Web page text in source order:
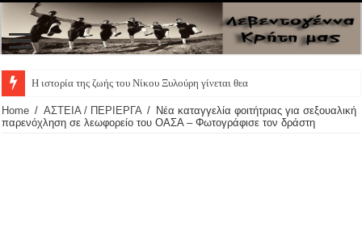
Η ιστορία της ζωής του Νίκου Ξυλούρη γίνεται θεατρι
Home / ΑΣΤΕΙΑ / ΠΕΡΙΕΡΓΑ / Νέα καταγγελία φοιτήτριας για σεξουαλική
παρενόχληση σε λεωφορείο του ΟΑΣΑ – Φωτογράφισε τον δράστη